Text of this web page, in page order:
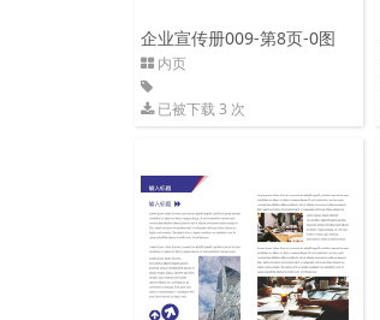
企业宣传册009-第8页-0图
内页
已被下载 3 次